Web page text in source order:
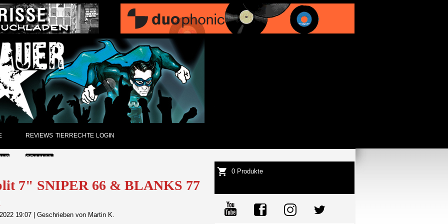
REVIEWS
CD/VINYL
ARCHIV
TIERRECHTE LOGIN
7" SNIPER 66 & BLANKS 77
19:07 Geschrieben von Martin K.
0 Produkte